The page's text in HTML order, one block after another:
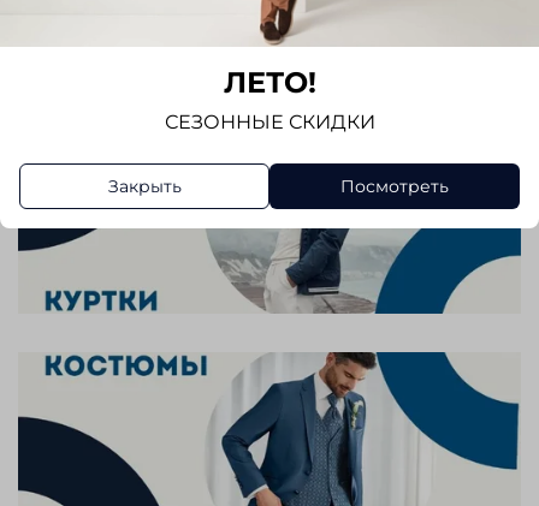
ЛЕТО!
СЕЗОННЫЕ СКИДКИ
Закрыть Посмотреть